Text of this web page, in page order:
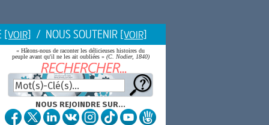
[VOIR] / NOUS SOUTENIR [VOIR]
« Hâtons-nous de raconter les délicieuses histoires du
peuple avant qu'il ne les ait oubliées » (C. Nodier, 1840)
NOUS REJOINDRE SUR...